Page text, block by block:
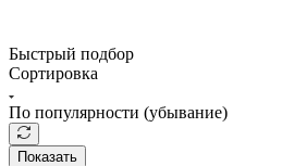
Быстрый подбор
Сортировка
По популярности (убывание)
Показать